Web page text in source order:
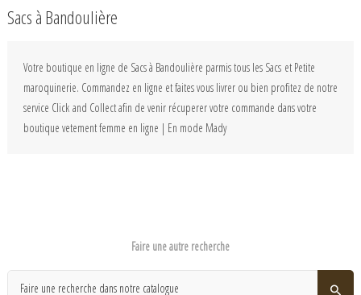
Sacs à Bandoulière
Votre boutique en ligne de Sacs à Bandoulière parmis tous les Sacs et Petite
maroquinerie. Commandez en ligne et faites vous livrer ou bien profitez de notre
service Click and Collect afin de venir récuperer votre commande dans votre
boutique vetement femme en ligne | En mode Mady
Faire une autre recherche